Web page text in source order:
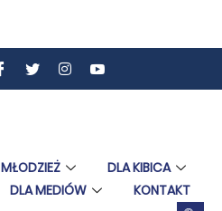
MŁODZIEŻ
DLA KIBICA
DLA MEDIÓW
KONTAKT